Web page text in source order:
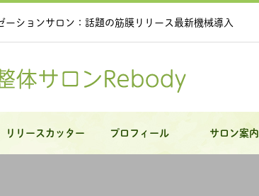
ーションサロン：話題の筋膜リリース最新機械導入
リリースカッター プロフィール サロン案内